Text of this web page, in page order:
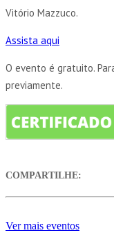
Vitório Mazzuco.
Assista aqui
O evento é gratuito.
previamente.
COMPARTILHE:
Ver mais eventos